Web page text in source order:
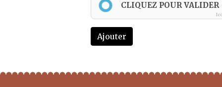
CLIQUEZ POUR VALIDER
Ajouter